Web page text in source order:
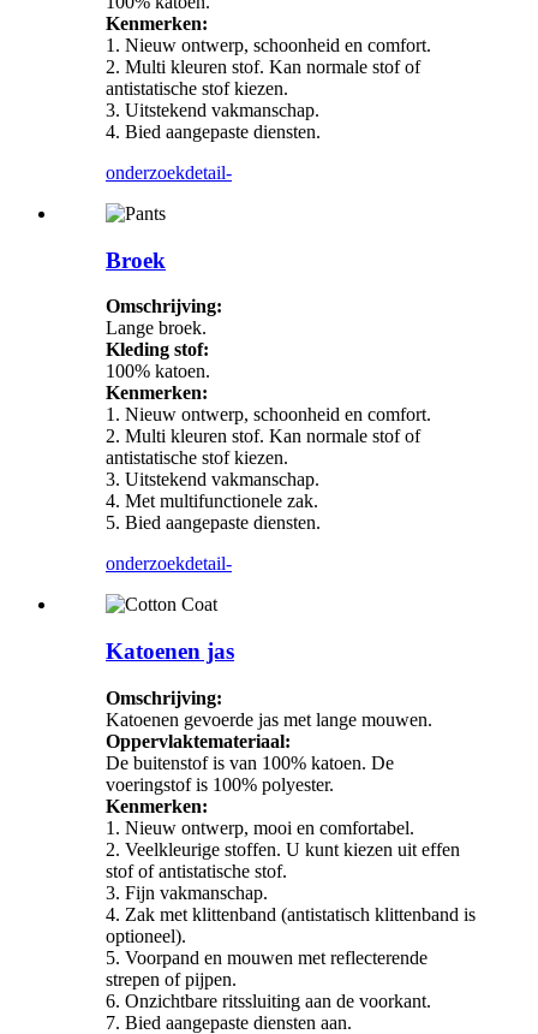
Kenmerken:
1. Nieuw ontwerp, schoonheid en comfort.
2. Multi kleuren stof. Kan normale stof of
antistatische stof kiezen.
3. Uitstekend vakmanschap.
4. Bied aangepaste diensten.
onderzoekdetail-
Broek
Omschrijving:
Lange broek.
Kleding stof:
100% katoen.
Kenmerken:
1. Nieuw ontwerp, schoonheid en comfort.
2. Multi kleuren stof. Kan normale stof of
antistatische stof kiezen.
3. Uitstekend vakmanschap.
4. Met multifunctionele zak.
5. Bied aangepaste diensten.
onderzoekdetail-
Katoenen jas
Omschrijving:
Katoenen gevoerde jas met lange mouwen.
Oppervlaktemateriaal:
De buitenstof is van 100% katoen. De
voeringstof is 100% polyester.
Kenmerken:
1. Nieuw ontwerp, mooi en comfortabel.
2. Veelkleurige stoffen. U kunt kiezen uit effen
stof of antistatische stof.
3. Fijn vakmanschap.
4. Zak met klittenband (antistatisch klittenband is
optioneel).
5. Voorpand en mouwen met reflecterende
strepen of pijpen.
6. Onzichtbare ritssluiting aan de voorkant.
7. Bied aangepaste diensten aan.